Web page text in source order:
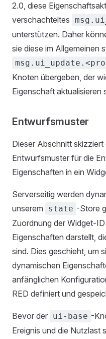
2.0, diese
verschachteltes
unterstützen. Daher
sie diese im Allgemeinen
Knoten übergeben, der
Eigenschaft aktualisieren
Entwurfsmuster
Dieser Abschnitt
Entwurfsmuster für die
Eigenschaften in ein
Serverseitig werden
unserem
state -Store
Zuordnung der Widget-
Eigenschaften darstellt,
sind. Dies geschieht, um
dynamischen
anfänglichen
RED definiert und
Bevor der ui-base -
Ereignis und die Nutzlast